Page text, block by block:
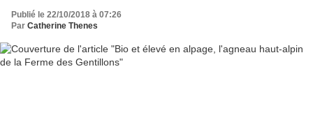
Publié le 22/10/2018 à 07:26
Par Catherine Thenes